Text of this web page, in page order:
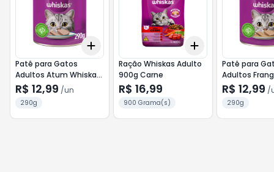
+10
Add
Patê para Gatos
Adultos Atum Whiskas
Lata 290g
R$ 12,99 /un
290g
+10
Add
Ração Whiskas Adulto
900g Carne
R$ 16,99
900 Grama(s)
Patê para
Adultos
Whiskas Lata
R$ 12,99 /
290g